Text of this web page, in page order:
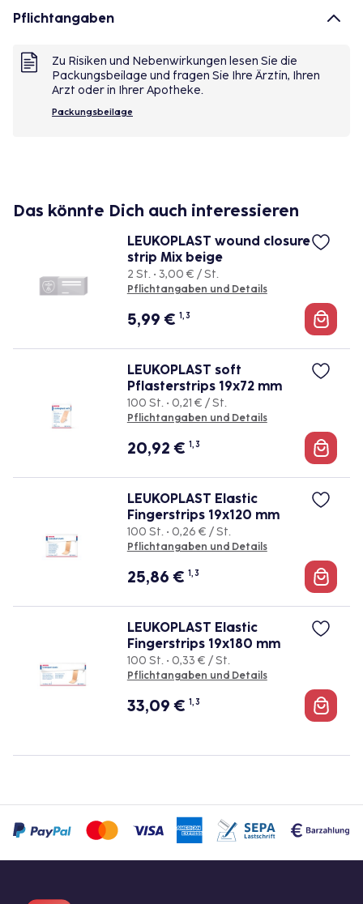
Bedürfnisse fragiler Haut
• Sanft zu fragiler oder bereits geschädigter Haut,
wie die Haut von älteren Patienten, Säuglingen oder
Patienten, die bestimmte Medikamente erhalten,
die die Hautstruktur verändern oder bei Patienten,
das Risiko von Mazerationen
mäßig sezernierende Wunden aufnehmen
Steril und damit geeignet zum Abdecken von
Wunden nach Operationen
Wundverband für fragile Haut
Entfernen Sie die erste Trägerfolie von dem
Wundverband
Applizieren Sie die Fläche mit dem Silikonauftrag
auf der Haut, sodass die Wundauflage auf der
Wunde platziert ist
Ziehen Sie vorsichtig die zweite Trägerfolie ab
Streichen Sie den Wundverband leicht glatt
Pflichtangaben
Zu Risiken und Nebenwirkungen lesen Sie die
Packungsbeilage und fragen Sie Ihre Ärztin, Ihren
Arzt oder in Ihrer Apotheke.
Packungsbeilage
Das könnte Dich auch interessieren
LEUKOPLAST wound closure
strip Mix beige
2 St. • 3,00 € / St.
Pflichtangaben und Details
5,99€ 1, 3
LEUKOPLAST soft
Pflasterstrips 19x72 mm
100 St. • 0,21 € / St.
Pflichtangaben und Details
20,92€ 1, 3
LEUKOPLAST Elastic
Fingerstrips 19x120 mm
100 St. • 0,26 € / St.
Pflichtangaben und Details
25,86€ 1, 3
LEUKOPLAST Elastic
Fingerstrips 19x180 mm
100 St. • 0,33 € / St.
Pflichtangaben und Details
33,09€ 1, 3